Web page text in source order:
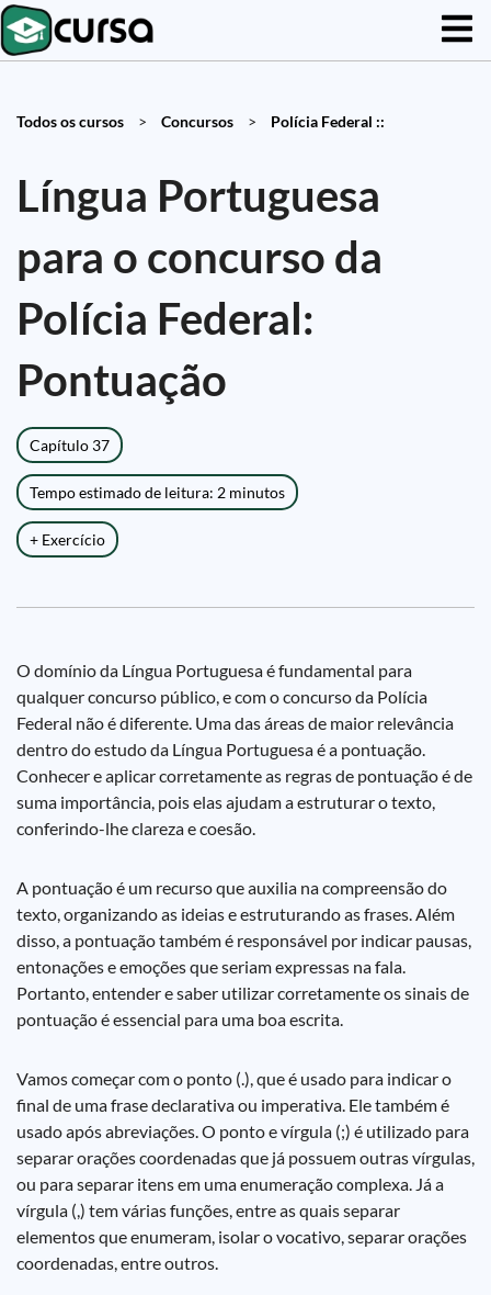
Todos os cursos > Concursos > Polícia Federal ::
Língua Portuguesa
para o concurso da
Polícia Federal:
Pontuação
Capítulo 37
Tempo estimado de leitura: 2 minutos
+ Exercício
O domínio da Língua Portuguesa é fundamental para
qualquer concurso público, e com o concurso da Polícia
Federal não é diferente. Uma das áreas de maior relevância
dentro do estudo da Língua Portuguesa é a pontuação.
Conhecer e aplicar corretamente as regras de pontuação é de
suma importância, pois elas ajudam a estruturar o texto,
conferindo-lhe clareza e coesão.
A pontuação é um recurso que auxilia na compreensão do
texto, organizando as ideias e estruturando as frases. Além
disso, a pontuação também é responsável por indicar pausas,
entonações e emoções que seriam expressas na fala.
Portanto, entender e saber utilizar corretamente os sinais de
pontuação é essencial para uma boa escrita.
Vamos começar com o ponto (.), que é usado para indicar o
final de uma frase declarativa ou imperativa. Ele também é
usado após abreviações. O ponto e vírgula (;) é utilizado para
separar orações coordenadas que já possuem outras vírgulas,
ou para separar itens em uma enumeração complexa. Já a
vírgula (,) tem várias funções, entre as quais separar
elementos que enumeram, isolar o vocativo, separar orações
coordenadas, entre outros.